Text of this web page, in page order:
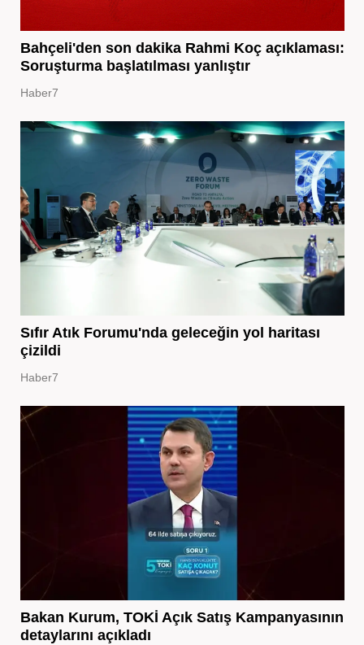
Bahçeli'den son dakika Rahmi Koç açıklaması:
Soruşturma başlatılması yanlıştır
Haber7
Sıfır Atık Forumu'nda geleceğin yol haritası
çizildi
Haber7
Bakan Kurum, TOKİ Açık Satış Kampanyasının
detaylarını açıkladı